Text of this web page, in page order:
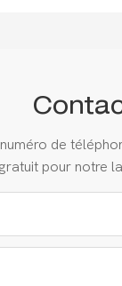
de
gratuit pour notre